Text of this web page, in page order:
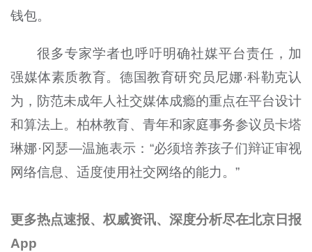
钱包。
很多专家学者也呼吁明确社媒平台责任，加
强媒体素质教育。德国教育研究员尼娜·科勒克认
为，防范未成年人社交媒体成瘾的重点在平台设计
和算法上。柏林教育、青年和家庭事务参议员卡塔
琳娜·冈瑟—温施表示：“必须培养孩子们辩证审视
网络信息、适度使用社交网络的能力。”
更多热点速报、权威资讯、深度分析尽在北京日报
App